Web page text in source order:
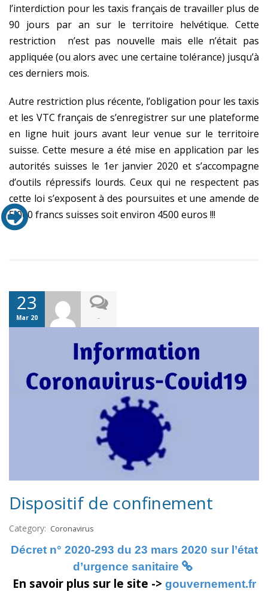
l’interdiction pour les taxis français de travailler plus de
90 jours par an sur le territoire helvétique. Cette
restriction n’est pas nouvelle mais elle n’était pas
appliquée (ou alors avec une certaine tolérance) jusqu’à
ces derniers mois.
Autre restriction plus récente, l’obligation pour les taxis
et les VTC français de s’enregistrer sur une plateforme
en ligne huit jours avant leur venue sur le territoire
suisse. Cette mesure a été mise en application par les
autorités suisses le 1er janvier 2020 et s’accompagne
d’outils répressifs lourds. Ceux qui ne respectent pas
cette loi s’exposent à des poursuites et une amende de
5 000 francs suisses soit environ 4500 euros !!!
23
Mar 20 -
Dispositif de confinement
Category: Coronavirus
Décret n° 2020-293 du 23 mars 2020 sur l’état
d’urgence sanitaire
En savoir plus sur le site -> gouvernement.fr